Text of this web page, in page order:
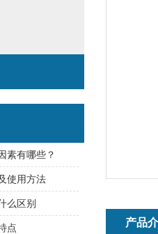
产品
素有哪些？
使用方法
么区别
点